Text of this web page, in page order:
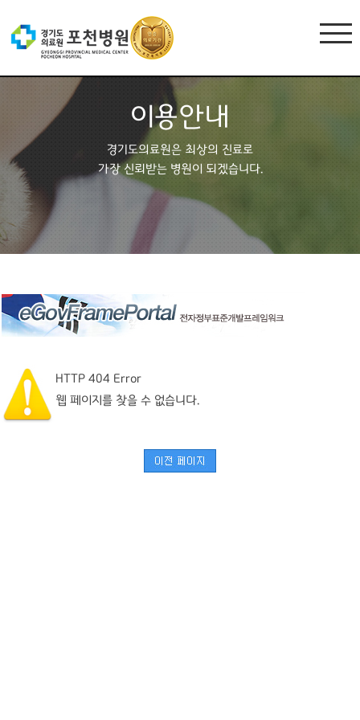
이용안내
경기도의료원은 최상의 진료로
가장 신뢰받는 병원이 되겠습니다.
HTTP 404 Error
웹 페이지를 찾을 수 없습니다.